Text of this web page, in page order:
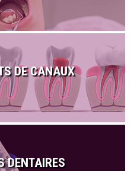
DE CANAUX
DENTAIRES